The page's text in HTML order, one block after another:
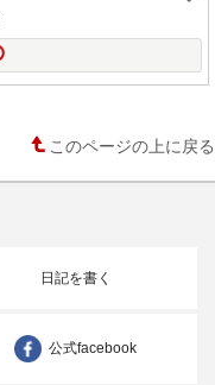
このページの上に戻る
日記を書く
公式facebook